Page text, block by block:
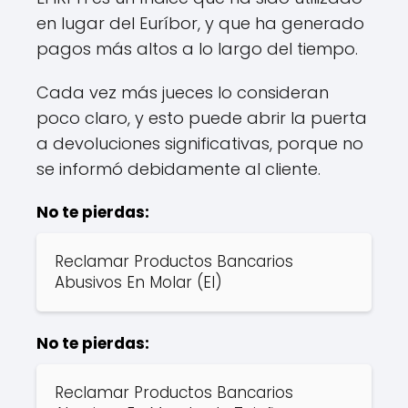
en lugar del Euríbor, y que ha generado
pagos más altos a lo largo del tiempo.
Cada vez más jueces lo consideran
poco claro, y esto puede abrir la puerta
a devoluciones significativas, porque no
se informó debidamente al cliente.
No te pierdas:
Reclamar Productos Bancarios
Abusivos En Molar (El)
No te pierdas:
Reclamar Productos Bancarios